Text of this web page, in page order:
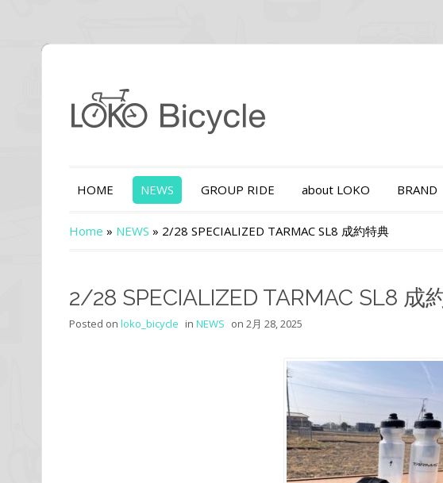
HOME NEWS GROUP RIDE about LOKO BRAND
Home » NEWS » 2/28 SPECIALIZED TARMAC SL8 成約特典
2/28 SPECIALIZED TARMAC SL8 成
Posted on loko_bicycle in NEWS on 2月 28, 2025